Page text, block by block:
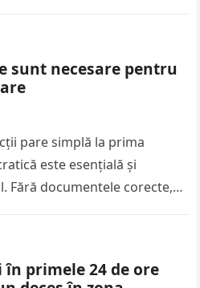
sunt necesare pentru
pare simplă la prima
este esențială și
Fără documentele corecte,
în primele 24 de ore